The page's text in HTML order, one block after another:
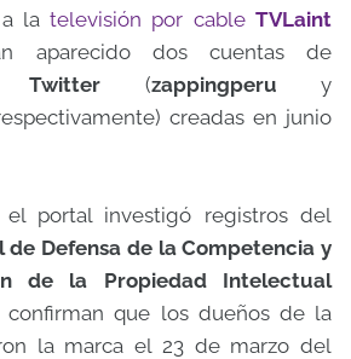
a latelevisión por cableTVLaint
aparecido dos cuentas de
Twitter (zappingperu y
creadas en junio
portal investigó registros del
Defensa de la Competencia y
de la Propiedad Intelectual
confirman que los dueños de la
la marca el 23 de marzo del